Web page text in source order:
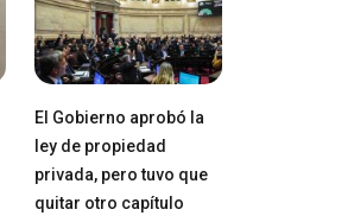
El Gobierno aprobó la
ley de propiedad
privada, pero tuvo que
quitar otro capítulo